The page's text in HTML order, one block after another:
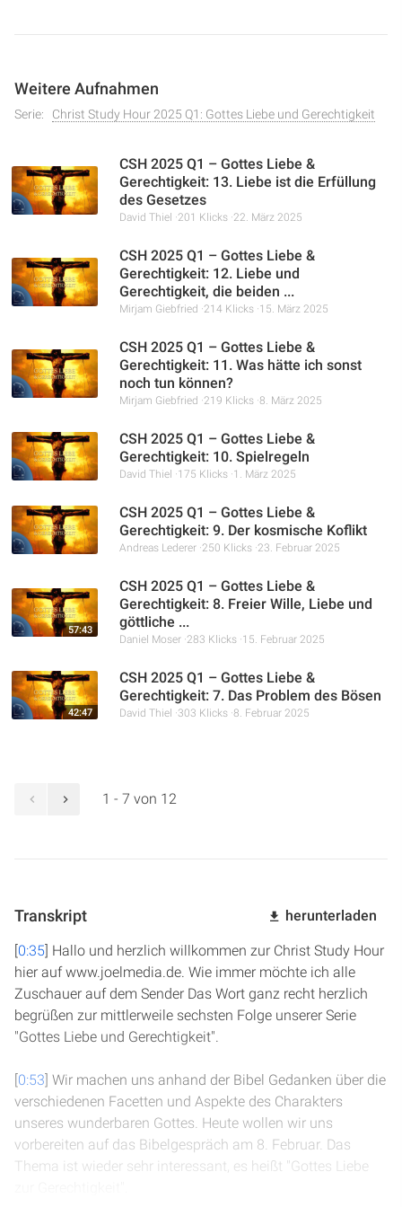
liebt, und wie Gottes gerechte Herrschaft das Fundament
seines Thrones bildet.
Weitere Aufnahmen
Serie: Christ Study Hour 2025 Q1: Gottes Liebe und Gerechtigkeit
CSH 2025 Q1 – Gottes Liebe &
Gerechtigkeit: 13. Liebe ist die Erfüllung
des Gesetzes
David Thiel 201 Klicks 22. März 2025
CSH 2025 Q1 – Gottes Liebe &
Gerechtigkeit: 12. Liebe und
Gerechtigkeit, die beiden ...
Mirjam Giebfried 214 Klicks 15. März 2025
CSH 2025 Q1 – Gottes Liebe &
Gerechtigkeit: 11. Was hätte ich sonst
noch tun können?
Mirjam Giebfried 219 Klicks 8. März 2025
CSH 2025 Q1 – Gottes Liebe &
Gerechtigkeit: 10. Spielregeln
David Thiel 175 Klicks 1. März 2025
CSH 2025 Q1 – Gottes Liebe &
Gerechtigkeit: 9. Der kosmische Koflikt
Andreas Lederer 250 Klicks 23. Februar 2025
57:43
CSH 2025 Q1 – Gottes Liebe &
Gerechtigkeit: 8. Freier Wille, Liebe und
göttliche ...
Daniel Moser 283 Klicks 15. Februar 2025
42:47
CSH 2025 Q1 – Gottes Liebe &
Gerechtigkeit: 7. Das Problem des Bösen
David Thiel 303 Klicks 8. Februar 2025
1 - 7 von 12
Transkript herunterladen
[0:35] Hallo und herzlich willkommen zur Christ Study Hour
hier auf www.joelmedia.de. Wie immer möchte ich alle
Zuschauer auf dem Sender Das Wort ganz recht herzlich
begrüßen zur mittlerweile sechsten Folge unserer Serie
"Gottes Liebe und Gerechtigkeit".
[0:53] Wir machen uns anhand der Bibel Gedanken über die
verschiedenen Facetten und Aspekte des Charakters
unseres wunderbaren Gottes. Heute wollen wir uns
vorbereiten auf das Bibelgespräch am 8. Februar. Das
Thema ist wieder sehr interessant, es heißt "Gottes Liebe